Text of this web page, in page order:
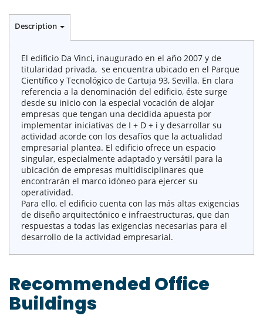
Description
El edificio Da Vinci, inaugurado en el año 2007 y de
titularidad privada, se encuentra ubicado en el Parque
Científico y Tecnológico de Cartuja 93, Sevilla. En clara
referencia a la denominación del edificio, éste surge
desde su inicio con la especial vocación de alojar
empresas que tengan una decidida apuesta por
implementar iniciativas de I + D + i y desarrollar su
actividad acorde con los desafíos que la actualidad
empresarial plantea. El edificio ofrece un espacio
singular, especialmente adaptado y versátil para la
ubicación de empresas multidisciplinares que
encontrarán el marco idóneo para ejercer su
operatividad.
Para ello, el edificio cuenta con las más altas exigencias
de diseño arquitectónico e infraestructuras, que dan
respuestas a todas las exigencias necesarias para el
desarrollo de la actividad empresarial.
Recommended Office
Buildings